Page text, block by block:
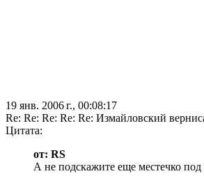
19 янв. 2006 г., 00:08:17
Re: Re: Re: Re: Re: Измайловский
Цитата:
от: RS
А не подскажите еще местечко под